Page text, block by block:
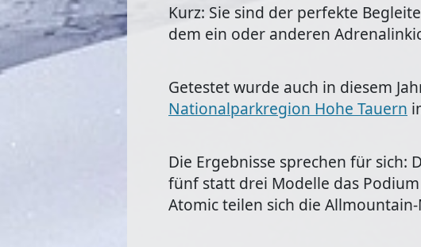
Kurz: Sie sind der perfekte
dem ein oder anderen
Getestet wurde auch in diesem
Nationalparkregion Hohe Tauern
Die Ergebnisse sprechen für sich:
fünf statt drei Modelle das
Atomic teilen sich die